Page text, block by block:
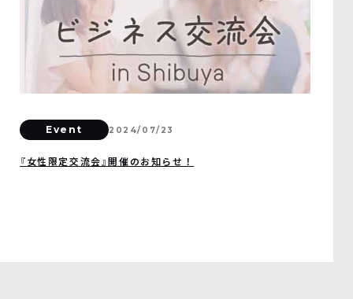
Event 2024/07/23
『女性限定交流会』開催のお知らせ！